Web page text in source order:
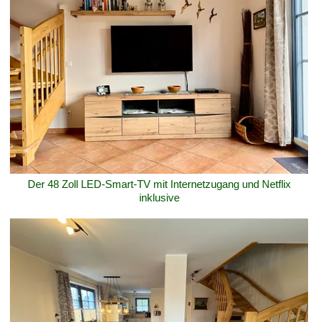
Der 48 Zoll LED-Smart-TV mit Internetzugang und Netflix
inklusive